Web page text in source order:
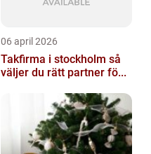
06 april 2026
Takfirma i stockholm så
väljer du rätt partner fö...